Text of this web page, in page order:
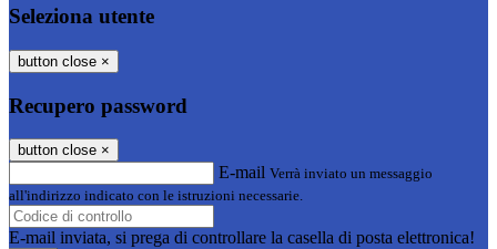
Seleziona utente
button close ×
Recupero password
button close ×
E-mail Verrà inviato un messaggio
all'indirizzo indicato con le istruzioni necessarie.
E-mail inviata, si prega di controllare la casella di posta elettronica!